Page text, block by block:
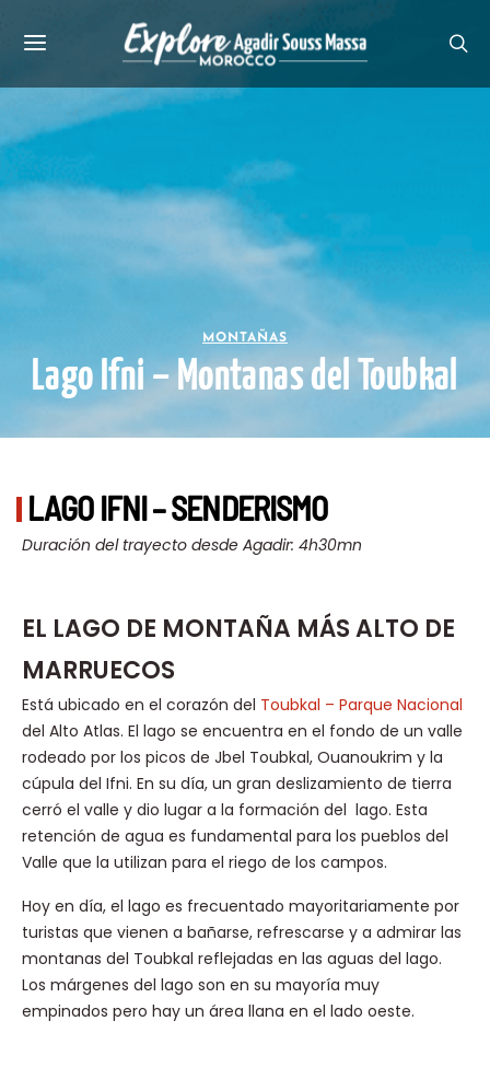
MONTAÑAS
Lago Ifni – Montanas del Toubkal
LAGO IFNI – SENDERISMO
Duración del trayecto desde Agadir: 4h30mn
EL LAGO DE MONTAÑA MÁS ALTO DE
MARRUECOS
Está ubicado en el corazón del Toubkal – Parque Nacional
del Alto Atlas. El lago se encuentra en el fondo de un valle
rodeado por los picos de Jbel Toubkal, Ouanoukrim y la
cúpula del Ifni. En su día, un gran deslizamiento de tierra
cerró el valle y dio lugar a la formación del lago. Esta
retención de agua es fundamental para los pueblos del
Valle que la utilizan para el riego de los campos.
Hoy en día, el lago es frecuentado mayoritariamente por
turistas que vienen a bañarse, refrescarse y a admirar las
montanas del Toubkal reflejadas en las aguas del lago.
Los márgenes del lago son en su mayoría muy
empinados pero hay un área llana en el lado oeste.